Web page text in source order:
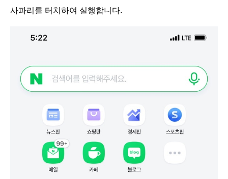
사파리를 터치하여 실행합니다.